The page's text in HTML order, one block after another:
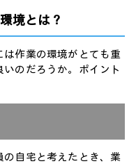
境とは？
は作業の環境がとても重
のだろうか。ポイント
自宅と考えたとき、業